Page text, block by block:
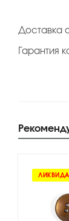
Доставка
Гарантия